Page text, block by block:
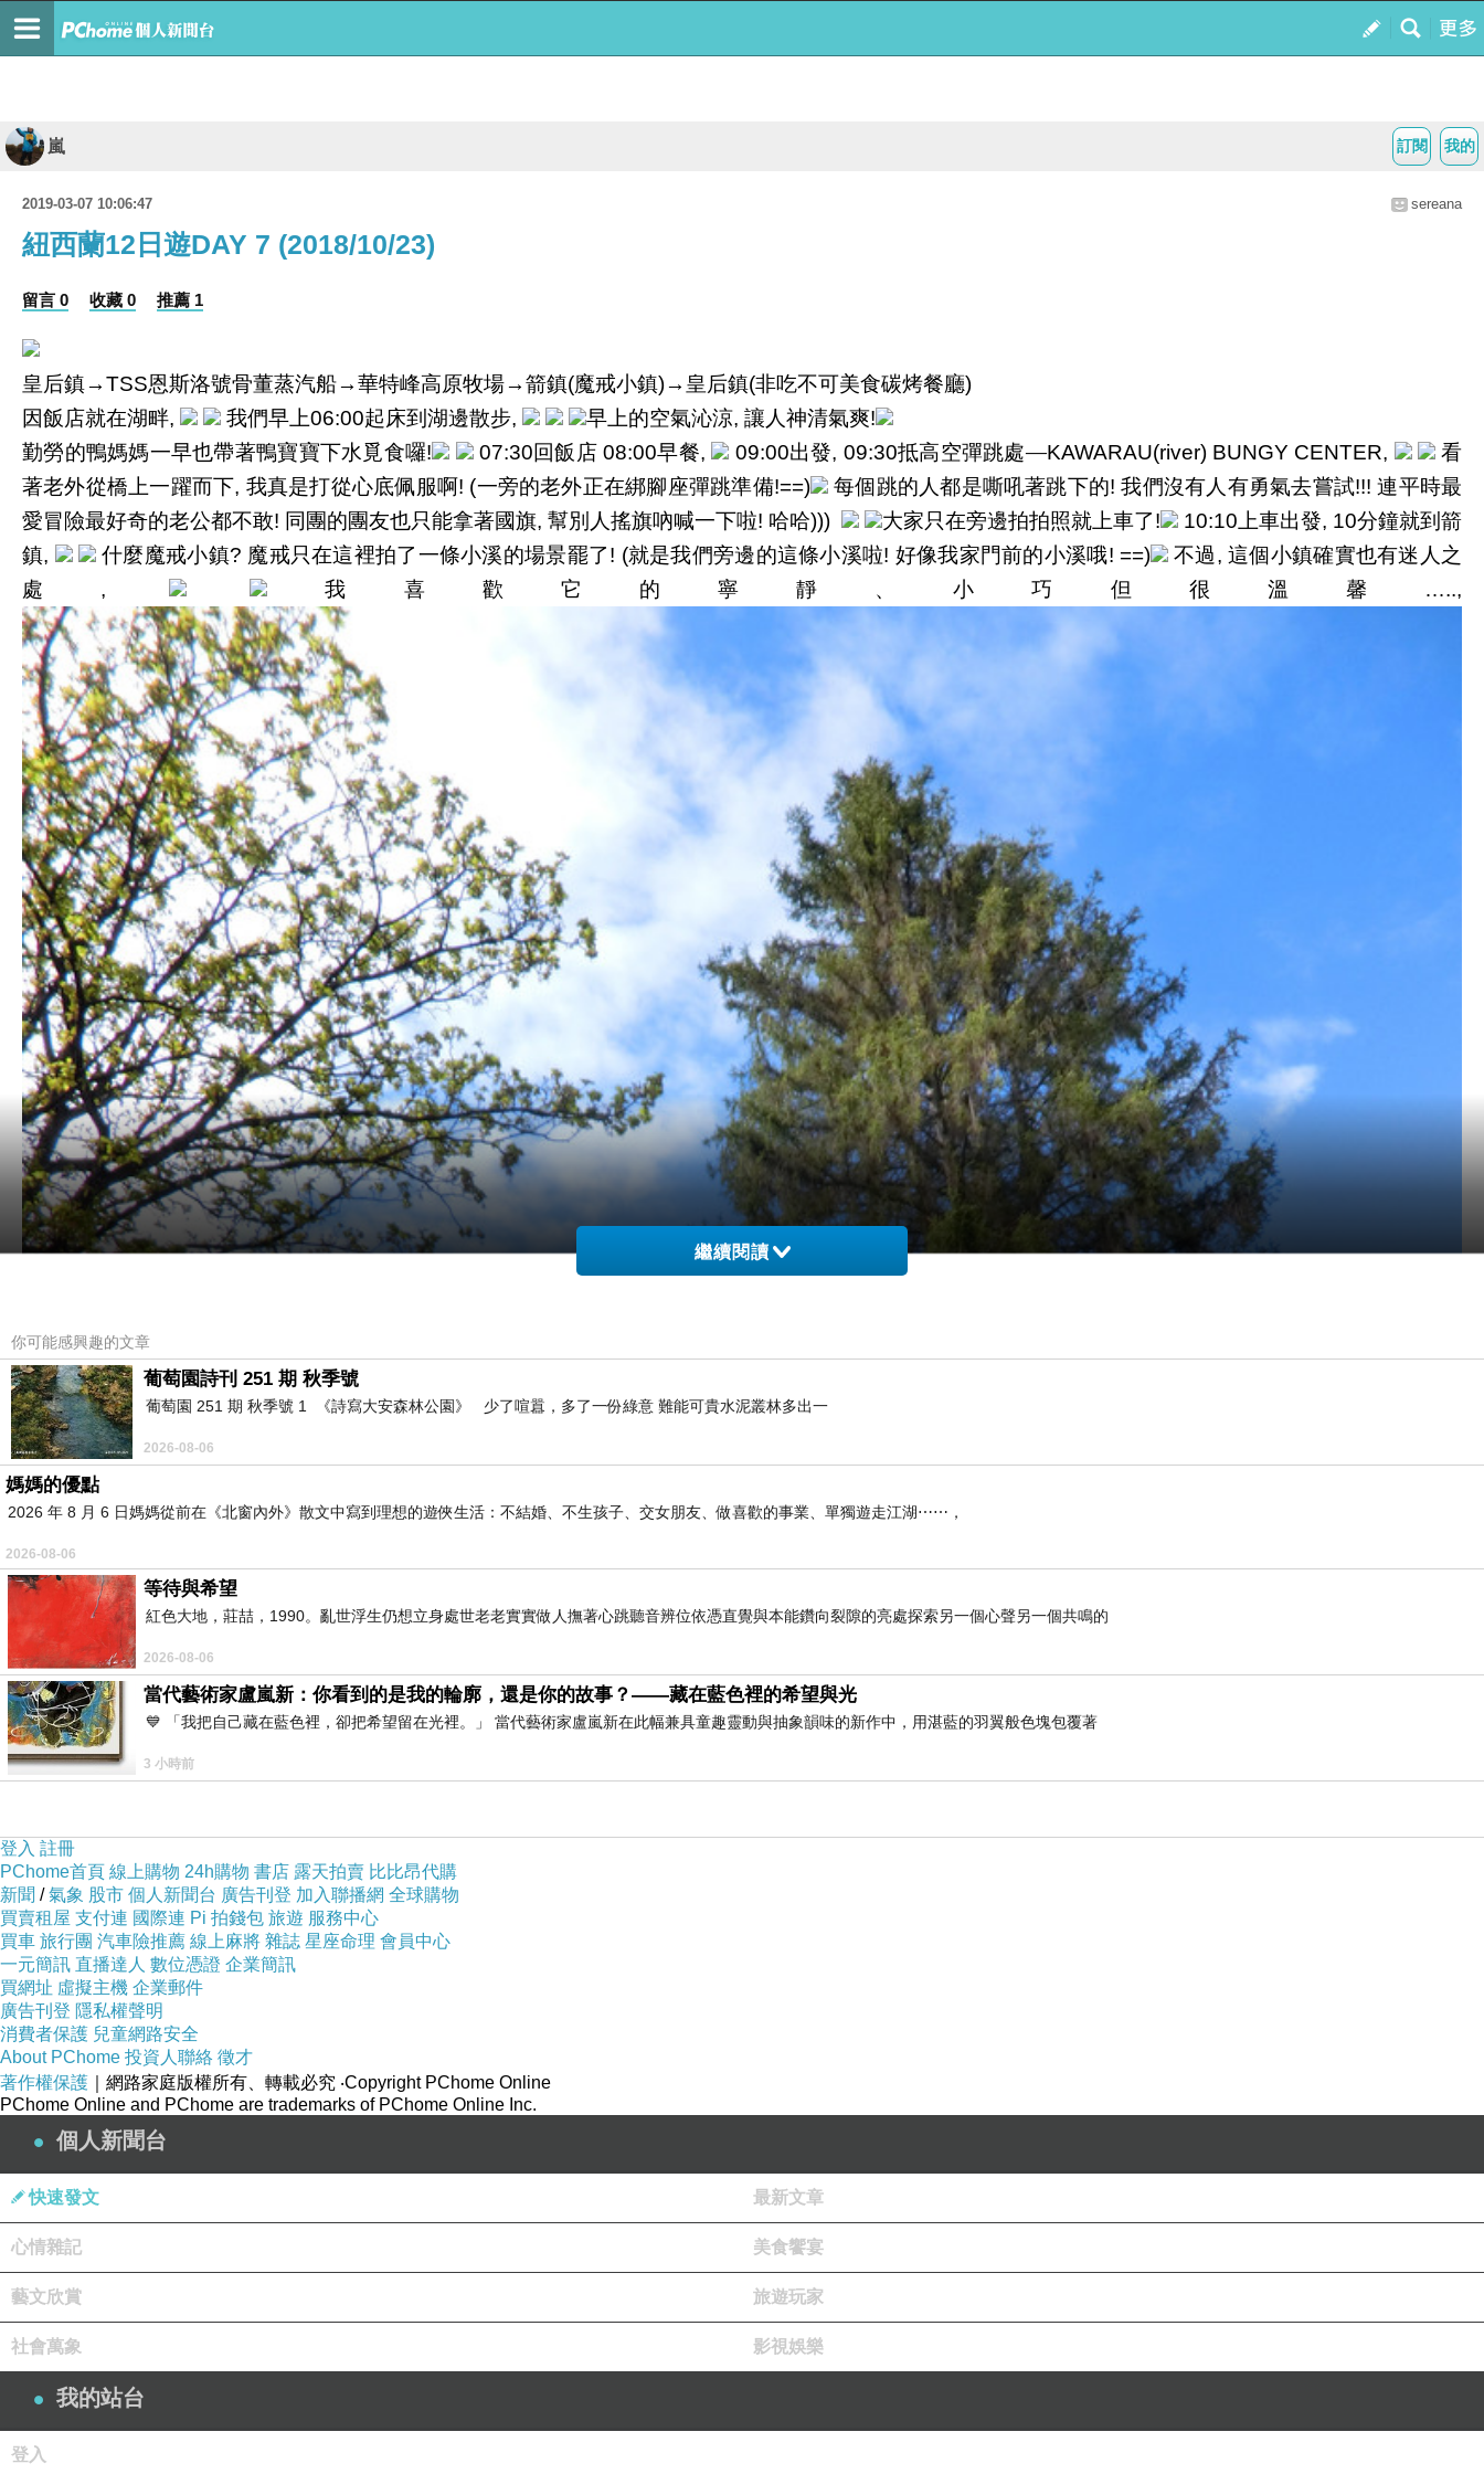
我的
訂閱
嵐
2019-03-07 10:06:47 sereana
紐西蘭12日遊DAY 7 (2018/10/23)
留言 0 收藏 0 推薦 1
皇后鎮→TSS恩斯洛號骨董蒸汽船→華特峰高原牧場→箭鎮(魔戒小鎮)→皇后鎮(非吃不可美食碳烤餐廳)
因飯店就在湖畔, 我們早上06:00起床到湖邊散步,
早上的空氣沁涼, 讓人神清氣爽!
勤勞的鴨媽媽一早也帶著鴨寶寶下水覓食囉!
07:30回飯店08:00早餐, 09:00出發, 09:30抵高空彈跳處—KAWARAU(river) BUNGY CENTER,
看
著老外從橋上一躍而下, 我真是打從心底佩服啊! (一旁的老外正在綁腳座彈跳準備!==) 每個跳的人都是嘶吼著跳下的!我們沒有人有勇氣去嘗試!!!連平時最
愛冒險最好奇的老公都不敢! 同團的團友也只能拿著國旗, 幫別人搖旗吶喊一下啦! 哈哈))) 大家只在旁邊拍拍照就上車了! 10:10上車出發, 10分鐘就到箭
鎮, 什麼魔戒小鎮? 魔戒只在這裡拍了一條小溪的場景罷了! (就是我們旁邊的這條小溪啦! 好像我家門前的小溪哦! ==) 不過,這個小鎮確實也有迷人之
處
, 我喜歡它的寧靜、小巧但很溫馨 …..,
繼續閱讀
你可能感興趣的文章
葡萄園詩刊 251 期 秋季號
葡萄園 251 期 秋季號 1 《詩寫大安森林公園》 少了喧囂，多了一份綠意 難能可貴水泥叢林多出一
2026-08-06
媽媽的優點
2026 年 8 月 6 日媽媽從前在《北窗內外》散文中寫到理想的遊俠生活：不結婚、不生孩子、交女朋友、做喜歡的事業、單獨遊走江湖⋯⋯，
2026-08-06
等待與希望
紅色大地，莊喆，1990。亂世浮生仍想立身處世老老實實做人撫著心跳聽音辨位依憑直覺與本能鑽向裂隙的亮處探索另一個心聲另一個共鳴的
2026-08-06
當代藝術家盧嵐新：你看到的是我的輪廓，還是你的故事？——藏在藍色裡的希望與光
💙 「我把自己藏在藍色裡，卻把希望留在光裡。」 當代藝術家盧嵐新在此幅兼具童趣靈動與抽象韻味的新作中，用湛藍的羽翼般色塊包覆著
3 小時前
登入 註冊
PChome首頁 線上購物 24h購物 書店 露天拍賣 比比昂代購
新聞 /氣象 股市 個人新聞台 廣告刊登 加入聯播網 全球購物
買賣租屋 支付連 國際連 Pi 拍錢包 旅遊 服務中心
買車 旅行團 汽車險推薦 線上麻將 雜誌 星座命理 會員中心
一元簡訊 直播達人 數位憑證 企業簡訊
買網址 虛擬主機 企業郵件
廣告刊登 隱私權聲明
消費者保護 兒童網路安全
About PChome 投資人聯絡 徵才
著作權保護 ｜網路家庭版權所有、轉載必究 ‧Copyright PChome Online
PChome Online and PChome are trademarks of PChome Online Inc.
個人新聞台
快速發文 最新文章
心情雜記 美食饗宴
藝文欣賞 旅遊玩家
社會萬象 影視娛樂
我的站台
登入